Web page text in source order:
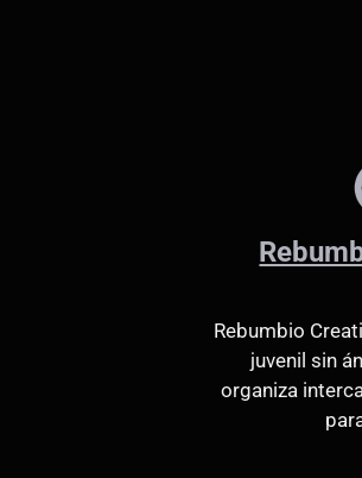
Rebumbio
juvenil sin
organiza